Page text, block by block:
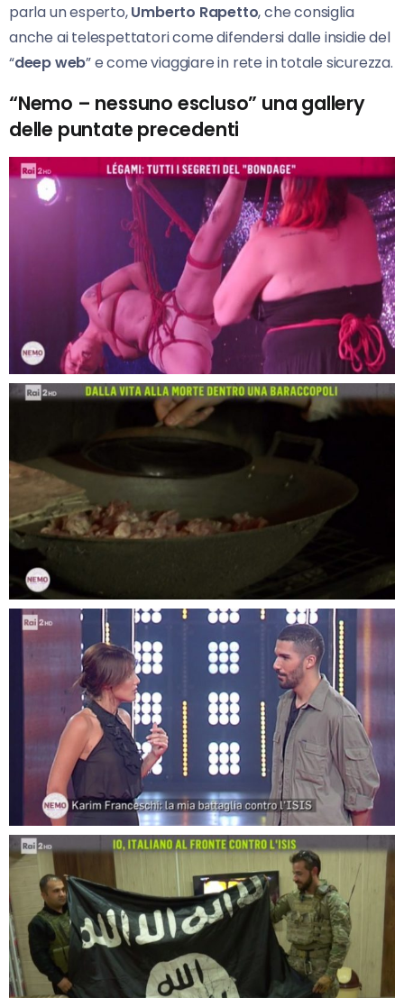
parla un esperto,Umberto Rapetto, che consiglia
anche ai telespettatori come difendersi dalle insidie del
“deep web” e come viaggiare in rete in totale sicurezza.
“Nemo – nessuno escluso” una gallery
delle puntate precedenti